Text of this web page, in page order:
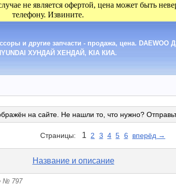
не является офертой, цена может быть
телефону. Извините.
и другие запчасти - продажа, цена.
ХУНДАЙ ХЕНДАЙ, KIA КИА.
на сайте. Не нашли то, что нужно?
Страницы: 1 2 3 4 5 6 вперёд →
Название и описание
№ 797